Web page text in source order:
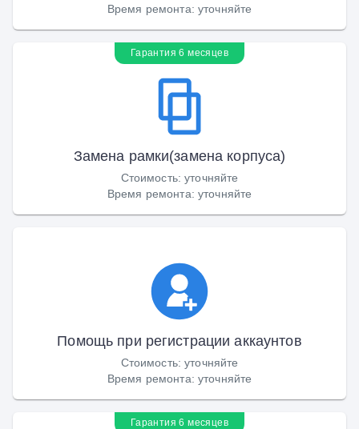
Время ремонта: уточняйте
Гарантия 6 месяцев
Замена рамки(замена корпуса)
Стоимость:уточняйте
Время ремонта: уточняйте
Помощь при регистрации аккаунтов
Стоимость:уточняйте
Время ремонта: уточняйте
Гарантия 6 месяцев